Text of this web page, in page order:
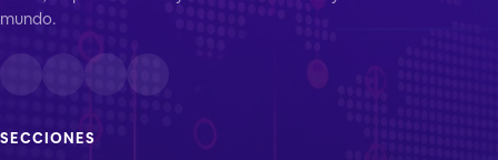
mundo.
SECCIONES